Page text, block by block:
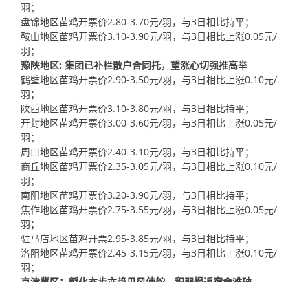
羽；
盘锦地区苗鸡开票价2.80-3.70元/羽，与3日相比持平；
鞍山地区苗鸡开票价3.10-3.90元/羽，与3日相比上涨0.05元/
羽；
豫陕地区: 集团已补栏散户合同托，望涨心切强推高举
鹤壁地区苗鸡开票价2.90-3.50元/羽，与3日相比上涨0.10元/
羽；
陕西地区苗鸡开票价3.10-3.80元/羽，与3日相比持平；
开封地区苗鸡开票价3.00-3.60元/羽，与3日相比上涨0.05元/
羽；
周口地区苗鸡开票价2.40-3.10元/羽，与3日相比持平；
商丘地区苗鸡开票价2.35-3.05元/羽，与3日相比上涨0.10元/
羽；
南阳地区苗鸡开票价3.20-3.90元/羽，与3日相比持平；
焦作地区苗鸡开票价2.75-3.55元/羽，与3日相比上涨0.05元/
羽；
驻马店地区苗鸡开票2.95-3.85元/羽，与3日相比持平；
洛阳地区苗鸡开票价2.45-3.15元/羽，与3日相比上涨0.10元/
羽；